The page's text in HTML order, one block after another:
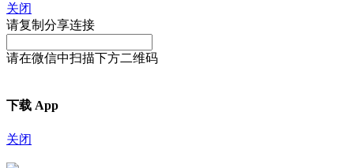
关闭
请复制分享连接
请在微信中扫描下方二维码
下载 App
关闭